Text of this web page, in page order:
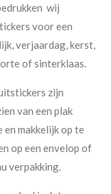
wij
voor een
verjaardag, kerst,
of sinterklaas.
zijn
van een plak
en makkelijk op te
op een envelop of
verpakking.